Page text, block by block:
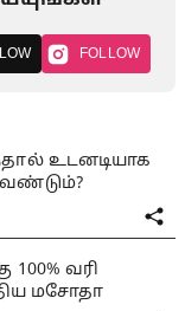
FOLLOW
உடனடியாக
100% வரி
மசோதா